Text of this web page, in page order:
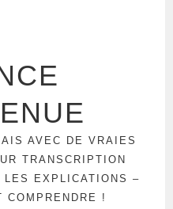
AVEC DE VRAIES
TRANSCRIPTION
LES EXPLICATIONS –
COMPRENDRE !